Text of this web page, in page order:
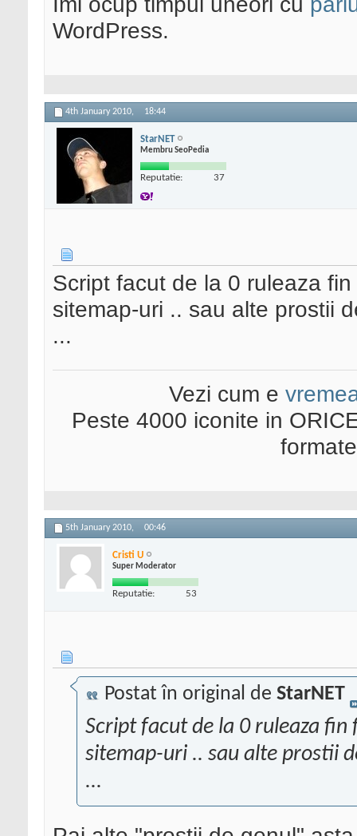
WordPress.
4th January 2010, 18:44
StarNET
Membru SeoPedia
Reputatie: 37
Script facut de la 0 ruleaza
sitemap-uri .. sau alte prostii
...
Vezi cum e
Peste 4000 iconite in
5th January 2010, 00:46
Cristi U
Super Moderator
Reputatie: 53
Postat în original de StarNET
Script facut de la 0 ruleaza
sitemap-uri .. sau alte prostii
...